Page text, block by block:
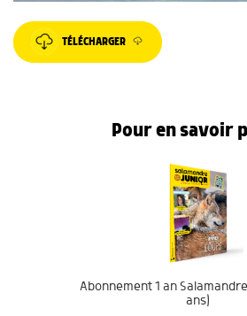
TÉLÉCHARGER
Pour en savoir
Abonnement 1 an
ans)